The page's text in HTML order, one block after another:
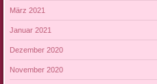
März 2021
Januar 2021
Dezember 2020
November 2020